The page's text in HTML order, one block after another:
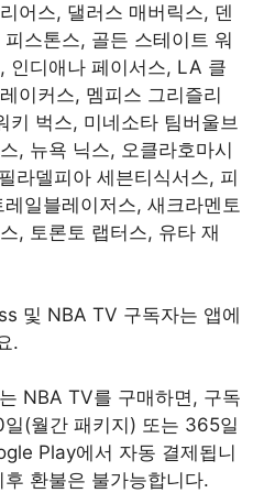
어스, 댈러스 매버릭스, 덴
스톤스, 골든 스테이트 워
인디애나 페이서스, LA 클
이커스, 멤피스 그리즐리
키 벅스, 미네소타 팀버울브
, 뉴욕 닉스, 오클라호마시
라델피아 세븐티식서스, 피
일블레이저스, 새크라멘토
, 토론토 랩터스, 유타 재
및 NBA TV 구독자는 앱에
.
NBA TV를 구매하면, 구독
(월간 패키지) 또는 365일
Play에서 자동 결제됩니
환불은 불가능합니다.